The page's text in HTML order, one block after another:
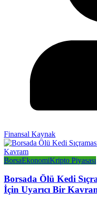
Finansal Kaynak
BorsaEkonomiKripto Piyasası
Borsada Ölü Kedi
İçin Uyarıcı Bir